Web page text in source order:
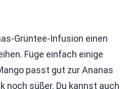
Grüntee-Infusion einen
Füge einfach einige
passt gut zur Ananas
noch süßer. Du kannst auch